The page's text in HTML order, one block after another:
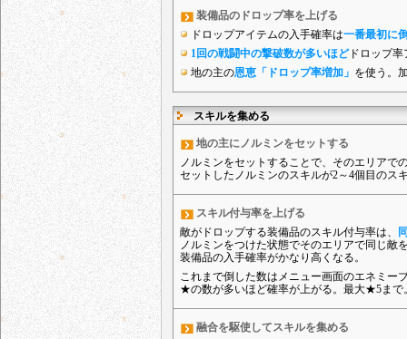
装備品のドロップ率を上げる
ドロップアイテムの入手確率は一番最初に
1回の戦闘中の撃破数が多いほどドロップ率
地の主の恩恵「ドロップ率増加」 を使う。
スキルを集める
地の主にノルミンをセットする
ノルミンをセットすることで、そのエリアで
セットしたノルミンのスキルが2～4個目のス
スキル付与率を上げる
敵がドロップする装備品のスキル付与率は、
ノルミンをつけた状態でそのエリアで同じ敵
装備品の入手確率がかなり高くなる。
これまで倒した数はメニュー画面のエネミー
★の数が多いほど確率が上がる。最大★5まで
融合を駆使してスキルを集める